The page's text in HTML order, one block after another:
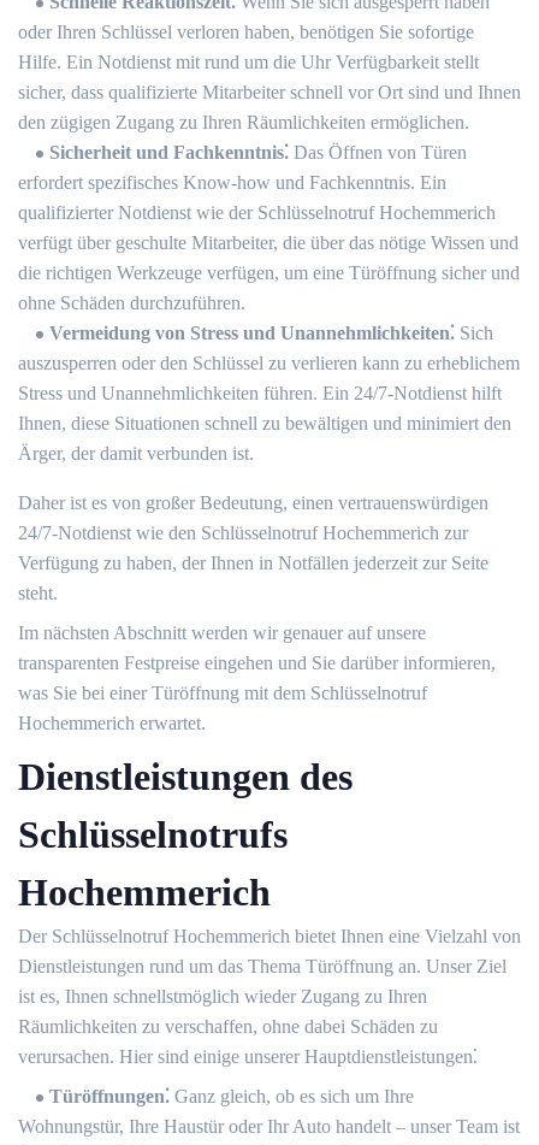
oder Ihren Schlüssel verloren haben, benötigen Sie sofortige
Hilfe.​ Ein Notdienst mit rund um die Uhr Verfügbarkeit stellt
sicher, dass qualifizierte Mitarbeiter schnell vor Ort sind und Ihnen
den zügigen Zugang zu Ihren Räumlichkeiten ermöglichen.​
Sicherheit und Fachkenntnis⁚ Das Öffnen von Türen
erfordert spezifisches Know-how und Fachkenntnis.​ Ein
qualifizierter Notdienst wie der Schlüsselnotruf Hochemmerich
verfügt über geschulte Mitarbeiter, die über das nötige Wissen und
die richtigen Werkzeuge verfügen, um eine Türöffnung sicher und
ohne Schäden durchzuführen.​
Vermeidung von Stress und Unannehmlichkeiten⁚ Sich
auszusperren oder den Schlüssel zu verlieren kann zu erheblichem
Stress und Unannehmlichkeiten führen.​ Ein 24/7-Notdienst hilft
Ihnen, diese Situationen schnell zu bewältigen und minimiert den
Ärger, der damit verbunden ist.​
Daher ist es von großer Bedeutung, einen vertrauenswürdigen
24/7-Notdienst wie den Schlüsselnotruf Hochemmerich zur
Verfügung zu haben, der Ihnen in Notfällen jederzeit zur Seite
steht.​
Im nächsten Abschnitt werden wir genauer auf unsere
transparenten Festpreise eingehen und Sie darüber informieren,
was Sie bei einer Türöffnung mit dem Schlüsselnotruf
Hochemmerich erwartet.​
Dienstleistungen des
Schlüsselnotrufs
Hochemmerich
Der Schlüsselnotruf Hochemmerich bietet Ihnen eine Vielzahl von
Dienstleistungen rund um das Thema Türöffnung an.​ Unser Ziel
ist es, Ihnen schnellstmöglich wieder Zugang zu Ihren
Räumlichkeiten zu verschaffen, ohne dabei Schäden zu
verursachen.​ Hier sind einige unserer Hauptdienstleistungen⁚
Türöffnungen⁚ Ganz gleich, ob es sich um Ihre
Wohnungstür, Ihre Haustür oder Ihr Auto handelt – unser Team ist